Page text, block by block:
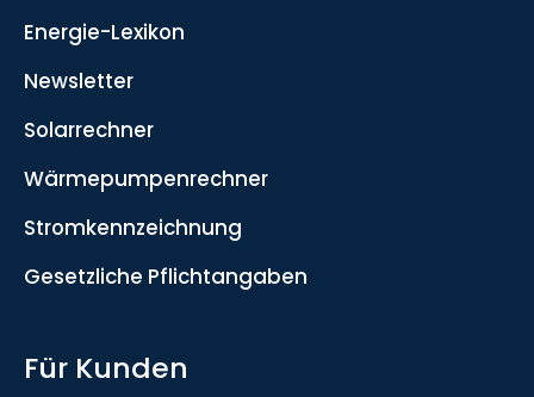
Energie-Lexikon
Newsletter
Solarrechner
Wärmepumpenrechner
Stromkennzeichnung
Gesetzliche Pflichtangaben
Für Kunden